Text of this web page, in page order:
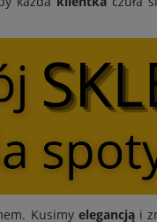
Kusimy elegancjąi